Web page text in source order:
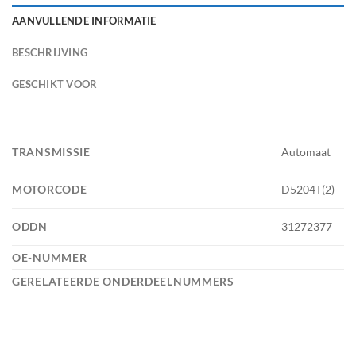
AANVULLENDE INFORMATIE
BESCHRIJVING
GESCHIKT VOOR
TRANSMISSIE Automaat
MOTORCODE D5204T(2)
ODDN 31272377
OE-NUMMER
GERELATEERDE ONDERDEELNUMMERS